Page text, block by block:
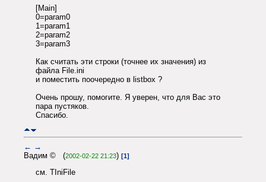
[Main]
0=param0
1=param1
2=param2
3=param3
Как считать эти строки (точнее их значения) из
файла File.ini
и поместить поочередно в listbox ?
Очень прошу, помогите. Я уверен, что для Вас это
пара пустяков.
Спасибо.
← →
Вадим © (2002-02-22 21:23) [1]
см. TIniFile